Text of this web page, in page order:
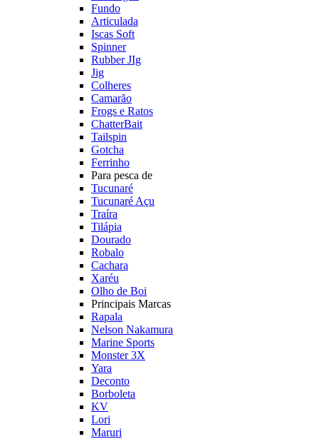
Fundo
Articulada
Iscas Soft
Spinner
Rubber JIg
Jig
Colheres
Camarão
Frogs e Ratos
ChatterBait
Tailspin
Gotcha
Ferrinho
Para pesca de
Tucunaré
Tucunaré Açu
Traíra
Tilápia
Dourado
Robalo
Cachara
Xaréu
Olho de Boi
Principais Marcas
Rapala
Nelson Nakamura
Marine Sports
Monster 3X
Yara
Deconto
Borboleta
KV
Lori
Maruri